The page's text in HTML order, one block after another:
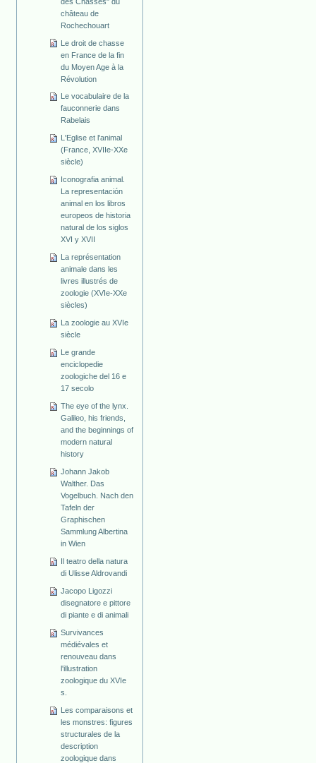
château de
Rochechouart
Le droit de chasse
en France de la fin
du Moyen Age à la
Révolution
Le vocabulaire de la
fauconnerie dans
Rabelais
L'Eglise et l'animal
(France, XVIIe-XXe
siècle)
Iconografia animal.
La representación
animal en los libros
europeos de historia
natural de los siglos
XVI y XVII
La représentation
animale dans les
livres illustrés de
zoologie (XVIe-XXe
siècles)
La zoologie au XVIe
siècle
Le grande
enciclopedie
zoologiche del 16 e
17 secolo
The eye of the lynx.
Galileo, his friends,
and the beginnings of
modern natural
history
Johann Jakob
Walther. Das
Vogelbuch. Nach den
Tafeln der
Graphischen
Sammlung Albertina
in Wien
Il teatro della natura
di Ulisse Aldrovandi
Jacopo Ligozzi
disegnatore e pittore
di piante e di animali
Survivances
médiévales et
renouveau dans
l'illustration
zoologique du XVIe
s.
Les comparaisons et
les monstres: figures
structurales de la
description
zoologique dans